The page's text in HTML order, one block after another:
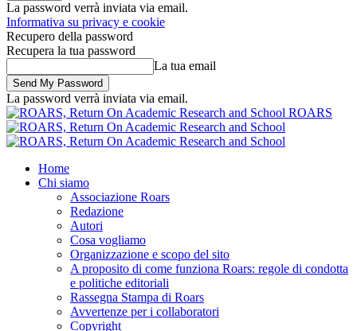
La password verrà inviata via email.
Informativa su privacy e cookie
Recupero della password
Recupera la tua password
La tua email
La password verrà inviata via email.
ROARS
Home
Chi siamo
Associazione Roars
Redazione
Autori
Cosa vogliamo
Organizzazione e scopo del sito
A proposito di come funziona Roars: regole di condotta
e politiche editoriali
Rassegna Stampa di Roars
Avvertenze per i collaboratori
Copyright